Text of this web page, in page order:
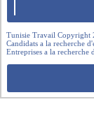
Tunisie Travail
Candidats a la recherche
Entreprises a la